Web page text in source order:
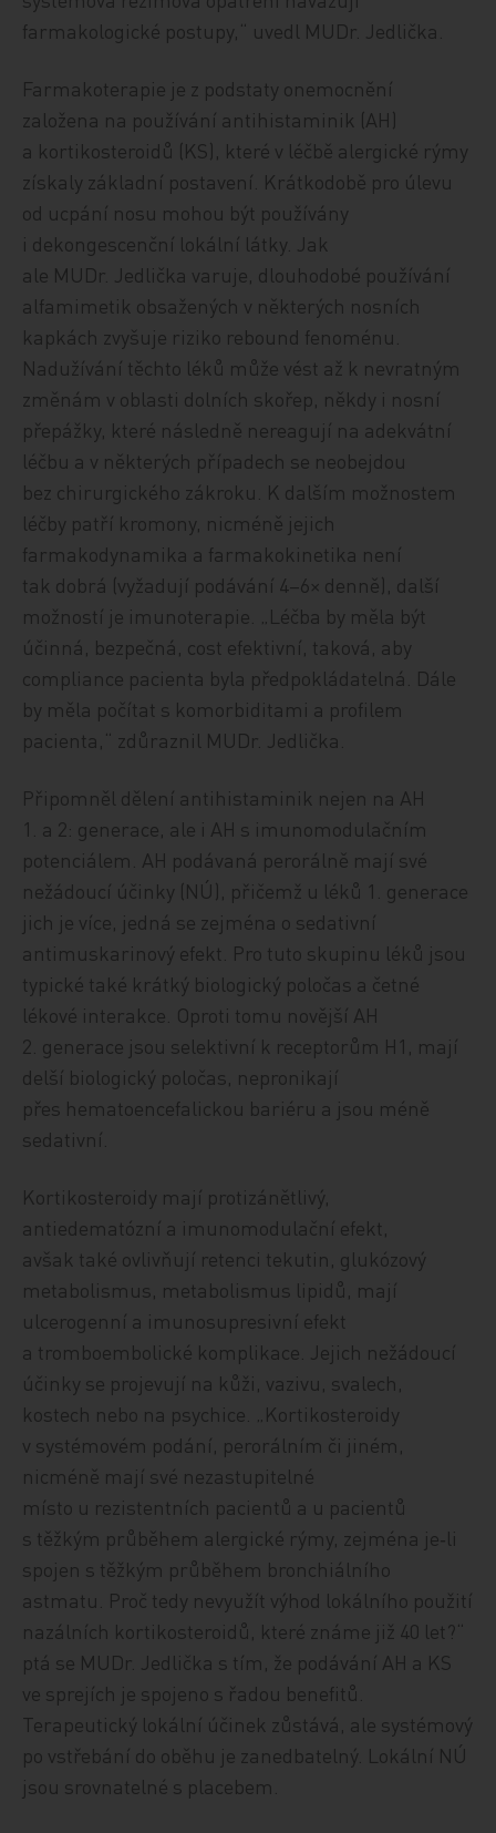
farmakologické postupy,“ uvedl MUDr. Jedlička.
Farmakoterapie je z podstaty onemocnění
založena na používání antihistaminik (AH)
a kortikosteroidů (KS), které v léčbě alergické rýmy
získaly základní postavení. Krátkodobě pro úlevu
od ucpání nosu mohou být používány
i dekongescenční lokální látky. Jak
ale MUDr. Jedlička varuje, dlouhodobé používání
alfamimetik obsažených v některých nosních
kapkách zvyšuje riziko rebound fenoménu.
Nadužívání těchto léků může vést až k nevratným
změnám v oblasti dolních skořep, někdy i nosní
přepážky, které následně nereagují na adekvátní
léčbu a v některých případech se neobejdou
bez chirurgického zákroku. K dalším možnostem
léčby patří kromony, nicméně jejich
farmakodynamika a farmakokinetika není
tak dobrá (vyžadují podávání 4–6× denně), další
možností je imunoterapie. „Léčba by měla být
účinná, bezpečná, cost efektivní, taková, aby
compliance pacienta byla předpokládatelná. Dále
by měla počítat s komorbiditami a profilem
pacienta,“ zdůraznil MUDr. Jedlička.
Připomněl dělení antihistaminik nejen na AH
1. a 2: generace, ale i AH s imunomodulačním
potenciálem. AH podávaná perorálně mají své
nežádoucí účinky (NÚ), přičemž u léků 1. generace
jich je více, jedná se zejména o sedativní
antimuskarinový efekt. Pro tuto skupinu léků jsou
typické také krátký biologický poločas a četné
lékové interakce. Oproti tomu novější AH
2. generace jsou selektivní k receptorům H1, mají
delší biologický poločas, nepronikají
přes hematoencefalickou bariéru a jsou méně
sedativní.
Kortikosteroidy mají protizánětlivý,
antiedematózní a imunomodulační efekt,
avšak také ovlivňují retenci tekutin, glukózový
metabolismus, metabolismus lipidů, mají
ulcerogenní a imunosupresivní efekt
a tromboembolické komplikace. Jejich nežádoucí
účinky se projevují na kůži, vazivu, svalech,
kostech nebo na psychice. „Kortikosteroidy
v systémovém podání, perorálním či jiném,
nicméně mají své nezastupitelné
místo u rezistentních pacientů a u pacientů
s těžkým průběhem alergické rýmy, zejména je‑li
spojen s těžkým průběhem bronchiálního
astmatu. Proč tedy nevyužít výhod lokálního použití
nazálních kortikosteroidů, které známe již 40 let?“
ptá se MUDr. Jedlička s tím, že podávání AH a KS
ve sprejích je spojeno s řadou benefitů.
Terapeutický lokální účinek zůstává, ale systémový
po vstřebání do oběhu je zanedbatelný. Lokální NÚ
jsou srovnatelné s placebem.